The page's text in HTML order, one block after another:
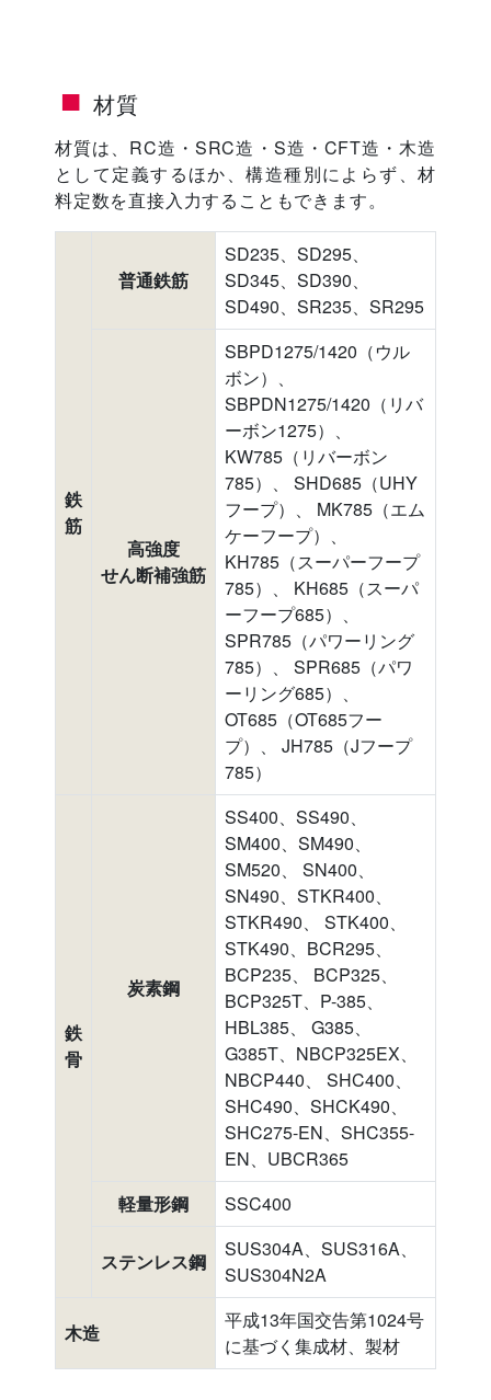
材質
材質は、RC造・SRC造・S造・CFT造・木造
として定義するほか、構造種別によらず、材
料定数を直接入力することもできます。
鉄
筋
普通鉄筋
SD235、SD295、
SD345、SD390、
SD490、SR235、SR295
高強度
せん断補強筋
SBPD1275/1420（ウル
ボン）、
SBPDN1275/1420（リバ
ーボン1275）、
KW785（リバーボン
785）、 SHD685（UHY
フープ）、 MK785（エム
ケーフープ）、
KH785（スーパーフープ
785）、 KH685（スーパ
ーフープ685）、
SPR785（パワーリング
785）、 SPR685（パワ
ーリング685）、
OT685（OT685フー
プ）、 JH785（Jフープ
785）
鉄
骨
炭素鋼
SS400、SS490、
SM400、SM490、
SM520、 SN400、
SN490、STKR400、
STKR490、 STK400、
STK490、BCR295、
BCP235、 BCP325、
BCP325T、P-385、
HBL385、 G385、
G385T、NBCP325EX、
NBCP440、 SHC400、
SHC490、SHCK490、
SHC275-EN、SHC355-
EN、UBCR365
軽量形鋼
SSC400
ステンレス鋼
SUS304A、SUS316A、
SUS304N2A
木造
平成13年国交告第1024号
に基づく集成材、製材